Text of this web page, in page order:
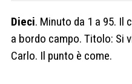
Dieci. Minuto da 1 a 95. Il
a bordo campo. Titolo: Si
Carlo. Il punto è come.